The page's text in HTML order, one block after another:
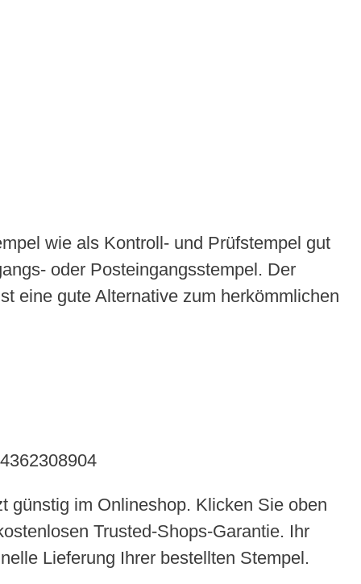
wie als Kontroll- und Prüfstempel gut
oder Posteingangsstempel. Der
eine gute Alternative zum herkömmlichen
günstig im Onlineshop. Klicken Sie oben
Trusted-Shops-Garantie. Ihr
Lieferung Ihrer bestellten Stempel.